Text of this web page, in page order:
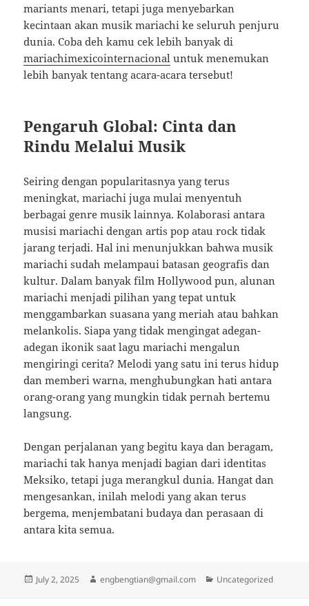
mariants menari, tetapi juga menyebarkan
kecintaan akan musik mariachi ke seluruh penjuru
dunia. Coba deh kamu cek lebih banyak di
mariachimexicointernacional untuk menemukan
lebih banyak tentang acara-acara tersebut!
Pengaruh Global: Cinta dan
Rindu Melalui Musik
Seiring dengan popularitasnya yang terus
meningkat, mariachi juga mulai menyentuh
berbagai genre musik lainnya. Kolaborasi antara
musisi mariachi dengan artis pop atau rock tidak
jarang terjadi. Hal ini menunjukkan bahwa musik
mariachi sudah melampaui batasan geografis dan
kultur. Dalam banyak film Hollywood pun, alunan
mariachi menjadi pilihan yang tepat untuk
menggambarkan suasana yang meriah atau bahkan
melankolis. Siapa yang tidak mengingat adegan-
adegan ikonik saat lagu mariachi mengalun
mengiringi cerita? Melodi yang satu ini terus hidup
dan memberi warna, menghubungkan hati antara
orang-orang yang mungkin tidak pernah bertemu
langsung.
Dengan perjalanan yang begitu kaya dan beragam,
mariachi tak hanya menjadi bagian dari identitas
Meksiko, tetapi juga merangkul dunia. Hangat dan
mengesankan, inilah melodi yang akan terus
bergema, menjembatani budaya dan perasaan di
antara kita semua.
Posted
July 2, 2025 Author
engbengtian@gmail.com Categories
Uncategorized